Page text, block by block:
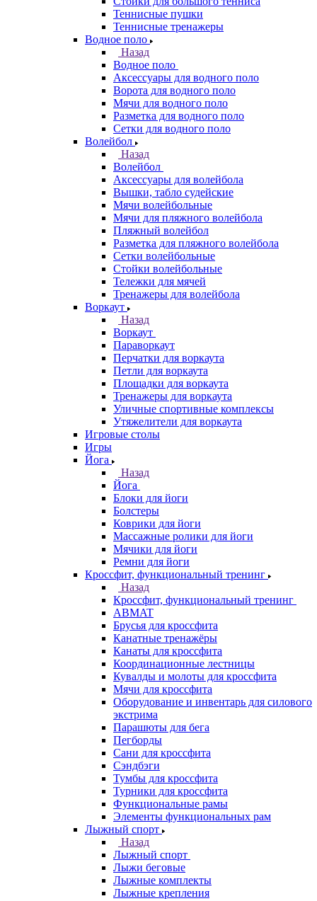
Теннисные пушки
Теннисные тренажеры
Водное поло
Назад
Водное поло
Аксессуары для водного поло
Ворота для водного поло
Мячи для водного поло
Разметка для водного поло
Сетки для водного поло
Волейбол
Назад
Волейбол
Аксессуары для волейбола
Вышки, табло судейские
Мячи волейбольные
Мячи для пляжного волейбола
Пляжный волейбол
Разметка для пляжного волейбола
Сетки волейбольные
Стойки волейбольные
Тележки для мячей
Тренажеры для волейбола
Воркаут
Назад
Воркаут
Параворкаут
Перчатки для воркаута
Петли для воркаута
Площадки для воркаута
Тренажеры для воркаута
Уличные спортивные комплексы
Утяжелители для воркаута
Игровые столы
Игры
Йога
Назад
Йога
Блоки для йоги
Болстеры
Коврики для йоги
Массажные ролики для йоги
Мячики для йоги
Ремни для йоги
Кроссфит, функциональный тренинг
Назад
Кроссфит, функциональный тренинг
ABMAT
Брусья для кроссфита
Канатные тренажёры
Канаты для кроссфита
Координационные лестницы
Кувалды и молоты для кроссфита
Мячи для кроссфита
Оборудование и инвентарь для силового
экстрима
Парашюты для бега
Пегборды
Сани для кроссфита
Сэндбэги
Тумбы для кроссфита
Турники для кроссфита
Функциональные рамы
Элементы функциональных рам
Лыжный спорт
Назад
Лыжный спорт
Лыжи беговые
Лыжные комплекты
Лыжные крепления